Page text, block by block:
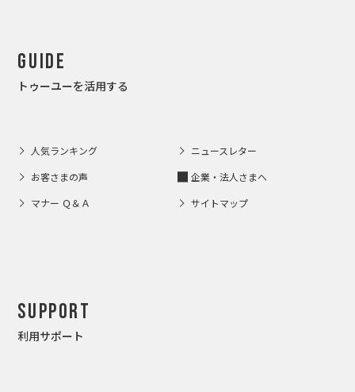
Guide
トゥーユーを活用する
人気ランキング ニュースレター
お客さまの声 企業・法人さまへ
マナー Ｑ＆Ａ サイトマップ
Support
利用サポート